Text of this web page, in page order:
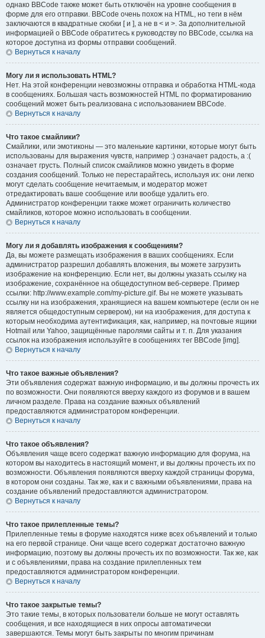
однако BBCode также может быть отключён на уровне сообщения в
форме для его отправки. BBCode очень похож на HTML, но теги в нём
заключаются в квадратные скобки [ и ], а не в < и >. За дополнительной
информацией о BBCode обратитесь к руководству по BBCode, ссылка на
которое доступна из формы отправки сообщений.
Вернуться к началу
Могу ли я использовать HTML?
Нет. На этой конференции невозможны отправка и обработка HTML-кода
в сообщениях. Большая часть возможностей HTML по форматированию
сообщений может быть реализована с использованием BBCode.
Вернуться к началу
Что такое смайлики?
Смайлики, или эмотиконы — это маленькие картинки, которые могут быть
использованы для выражения чувств, например :) означает радость, а :(
означает грусть. Полный список смайликов можно увидеть в форме
создания сообщений. Только не перестарайтесь, используя их: они легко
могут сделать сообщение нечитаемым, и модератор может
отредактировать ваше сообщение или вообще удалить его.
Администратор конференции также может ограничить количество
смайликов, которое можно использовать в сообщении.
Вернуться к началу
Могу ли я добавлять изображения к сообщениям?
Да, вы можете размещать изображения в ваших сообщениях. Если
администратор разрешил добавлять вложения, вы можете загрузить
изображение на конференцию. Если нет, вы должны указать ссылку на
изображение, сохранённое на общедоступном веб-сервере. Пример
ссылки: http://www.example.com/my-picture.gif. Вы не можете указывать
ссылку ни на изображения, хранящиеся на вашем компьютере (если он не
является общедоступным сервером), ни на изображения, для доступа к
которым необходима аутентификация, как, например, на почтовые ящики
Hotmail или Yahoo, защищённые паролями сайты и т. п. Для указания
ссылок на изображения используйте в сообщениях тег BBCode [img].
Вернуться к началу
Что такое важные объявления?
Эти объявления содержат важную информацию, и вы должны прочесть их
по возможности. Они появляются вверху каждого из форумов и в вашем
личном разделе. Права на создание важных объявлений
предоставляются администратором конференции.
Вернуться к началу
Что такое объявления?
Объявления чаще всего содержат важную информацию для форума, на
котором вы находитесь в настоящий момент, и вы должны прочесть их по
возможности. Объявления появляются вверху каждой страницы форума,
в котором они созданы. Так же, как и с важными объявлениями, права на
создание объявлений предоставляются администратором.
Вернуться к началу
Что такое прилепленные темы?
Прилепленные темы в форуме находятся ниже всех объявлений и только
на его первой странице. Они чаще всего содержат достаточно важную
информацию, поэтому вы должны прочесть их по возможности. Так же, как
и с объявлениями, права на создание прилепленных тем
предоставляются администратором конференции.
Вернуться к началу
Что такое закрытые темы?
Это такие темы, в которых пользователи больше не могут оставлять
сообщения, и все находящиеся в них опросы автоматически
завершаются. Темы могут быть закрыты по многим причинам